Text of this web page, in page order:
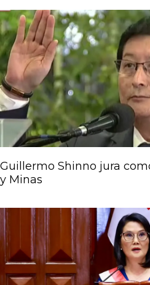
Guillermo Shinno jura
y Minas